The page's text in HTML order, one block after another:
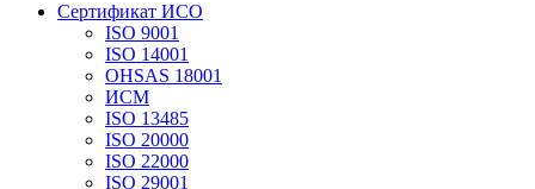
Сертификат ИСО
ISO 9001
ISO 14001
OHSAS 18001
ИСМ
ISO 13485
ISO 20000
ISO 22000
ISO 29001